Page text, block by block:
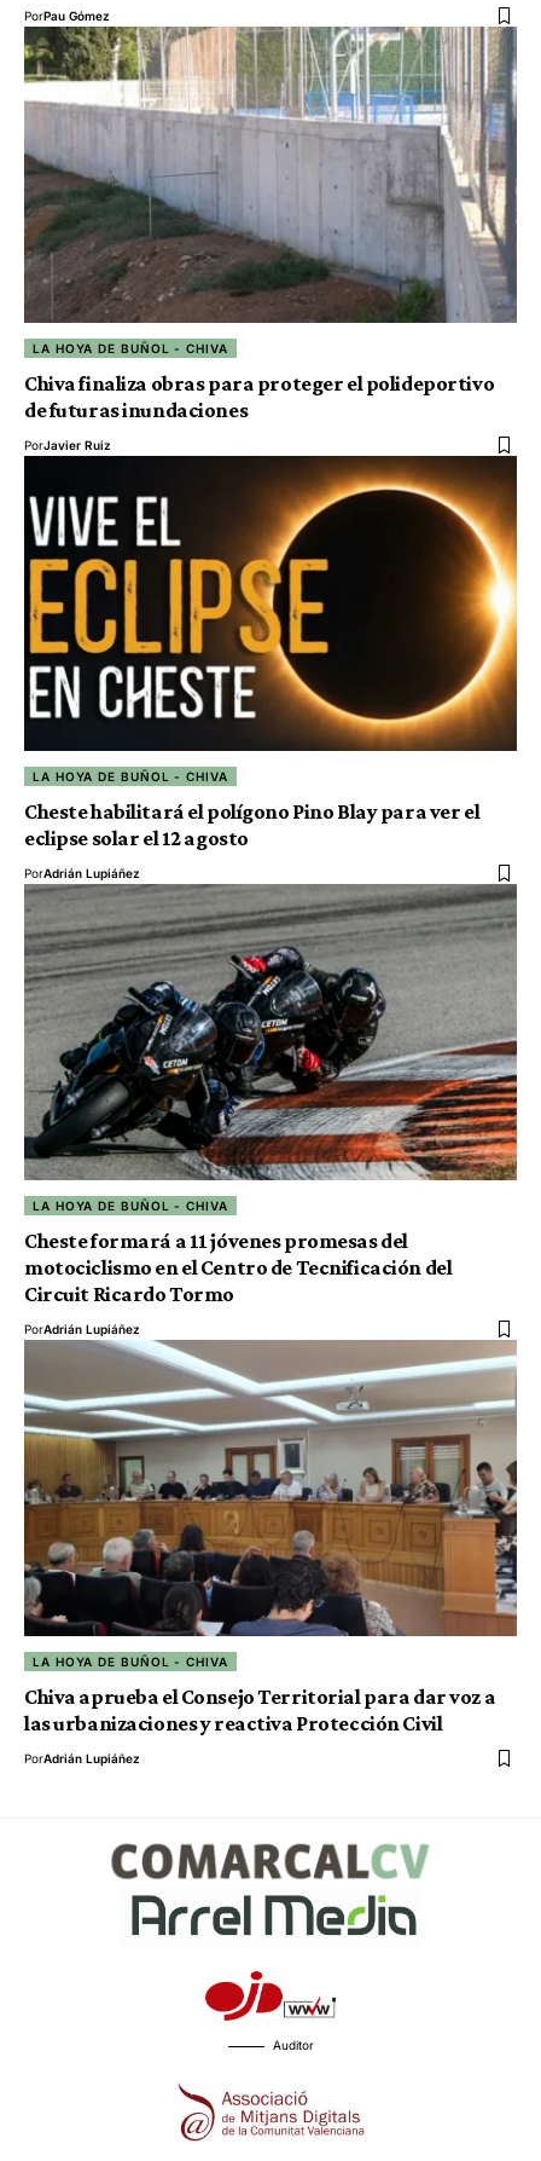
PorPau Gómez
LA HOYA DE BUÑOL - CHIVA
Chiva finaliza obras para proteger el polideportivo
de futuras inundaciones
PorJavier Ruiz
LA HOYA DE BUÑOL - CHIVA
Cheste habilitará el polígono Pino Blay para ver el
eclipse solar el 12 agosto
PorAdrián Lupiáñez
LA HOYA DE BUÑOL - CHIVA
Cheste formará a 11 jóvenes promesas del
motociclismo en el Centro de Tecnificación del
Circuit Ricardo Tormo
PorAdrián Lupiáñez
LA HOYA DE BUÑOL - CHIVA
Chiva aprueba el Consejo Territorial para dar voz a
las urbanizaciones y reactiva Protección Civil
PorAdrián Lupiáñez
Auditor